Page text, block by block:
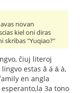
novan
kiel oni diras
skribas "Yuqiao?"
ĉiuj literoj
estas ā á ǎ à,
en angla
3a tono